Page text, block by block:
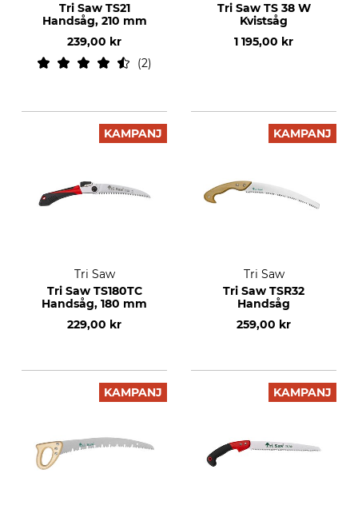
Tri Saw TS21
Handsåg, 210 mm
239,00 kr
2
Tri Saw TS 38 W
Kvistsåg
1 195,00 kr
KAMPANJ
Tri Saw
Tri Saw TS180TC
Handsåg, 180 mm
229,00 kr
KAMPANJ
Tri Saw
Tri Saw TSR32
Handsåg
259,00 kr
KAMPANJ KAMPANJ